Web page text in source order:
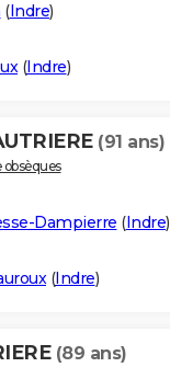
(Indre)
(Indre)
(91 ans)
Dampierre (Indre)
(Indre)
(89 ans)